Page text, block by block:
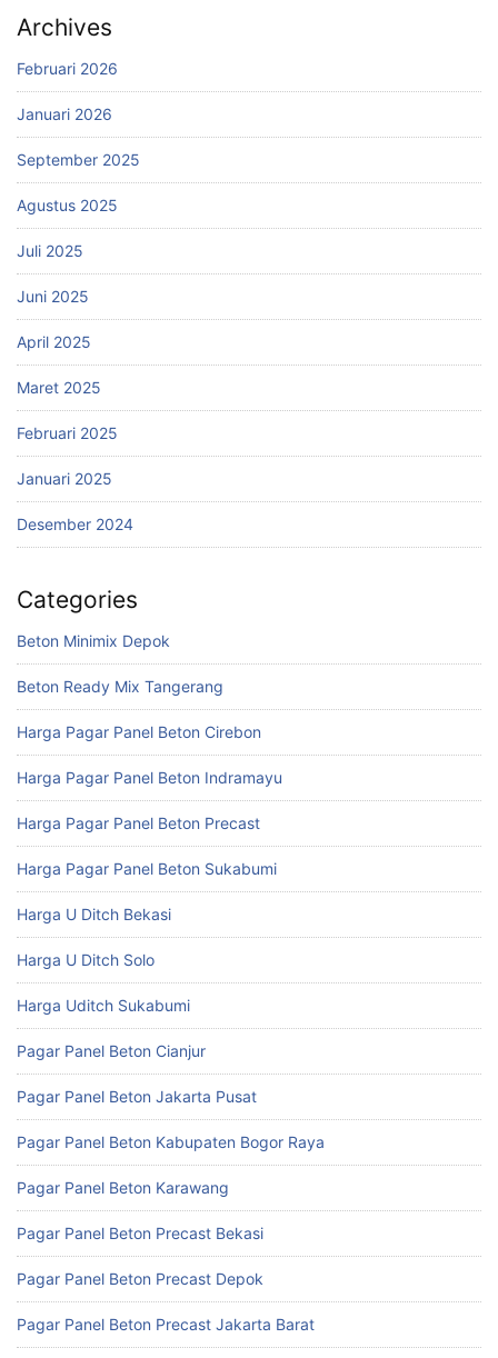
Archives
Februari 2026
Januari 2026
September 2025
Agustus 2025
Juli 2025
Juni 2025
April 2025
Maret 2025
Februari 2025
Januari 2025
Desember 2024
Categories
Beton Minimix Depok
Beton Ready Mix Tangerang
Harga Pagar Panel Beton Cirebon
Harga Pagar Panel Beton Indramayu
Harga Pagar Panel Beton Precast
Harga Pagar Panel Beton Sukabumi
Harga U Ditch Bekasi
Harga U Ditch Solo
Harga Uditch Sukabumi
Pagar Panel Beton Cianjur
Pagar Panel Beton Jakarta Pusat
Pagar Panel Beton Kabupaten Bogor Raya
Pagar Panel Beton Karawang
Pagar Panel Beton Precast Bekasi
Pagar Panel Beton Precast Depok
Pagar Panel Beton Precast Jakarta Barat